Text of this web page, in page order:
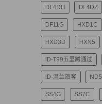
DF4DH DF4DZ
DF11G HXD1C
HXD3D HXN5
ID-T99五里蹲通过
ID-温兰旅客 ND5
SS4G SS7C